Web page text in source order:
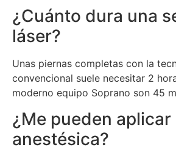
¿Cuánto dura una
láser?
Unas piernas completas con la
convencional suele necesitar 2
moderno equipo Soprano son 45
¿Me pueden aplicar
anestésica?